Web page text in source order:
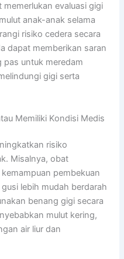
evaluasi gigi
anak-anak selama
risiko cedera secara
dapat memberikan saran
pas untuk meredam
gigi serta
Memiliki Kondisi Medis
risiko
Misalnya, obat
pembekuan
lebih mudah berdarah
benang gigi secara
mulut kering,
air liur dan